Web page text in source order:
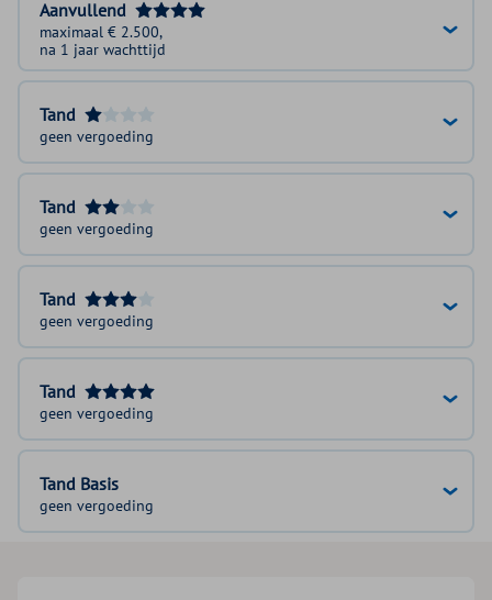
Aanvullend
maximaal € 2.500,
na 1 jaar wachttijd
Tand
geen vergoeding
Tand
geen vergoeding
Tand
geen vergoeding
Tand
geen vergoeding
Tand Basis
geen vergoeding